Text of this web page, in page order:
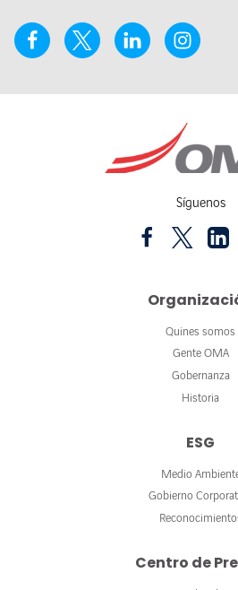
Síguenos
Quines somos
Gente OMA
Gobernanza
Historia
ESG
Medio
Gobierno
Centro de